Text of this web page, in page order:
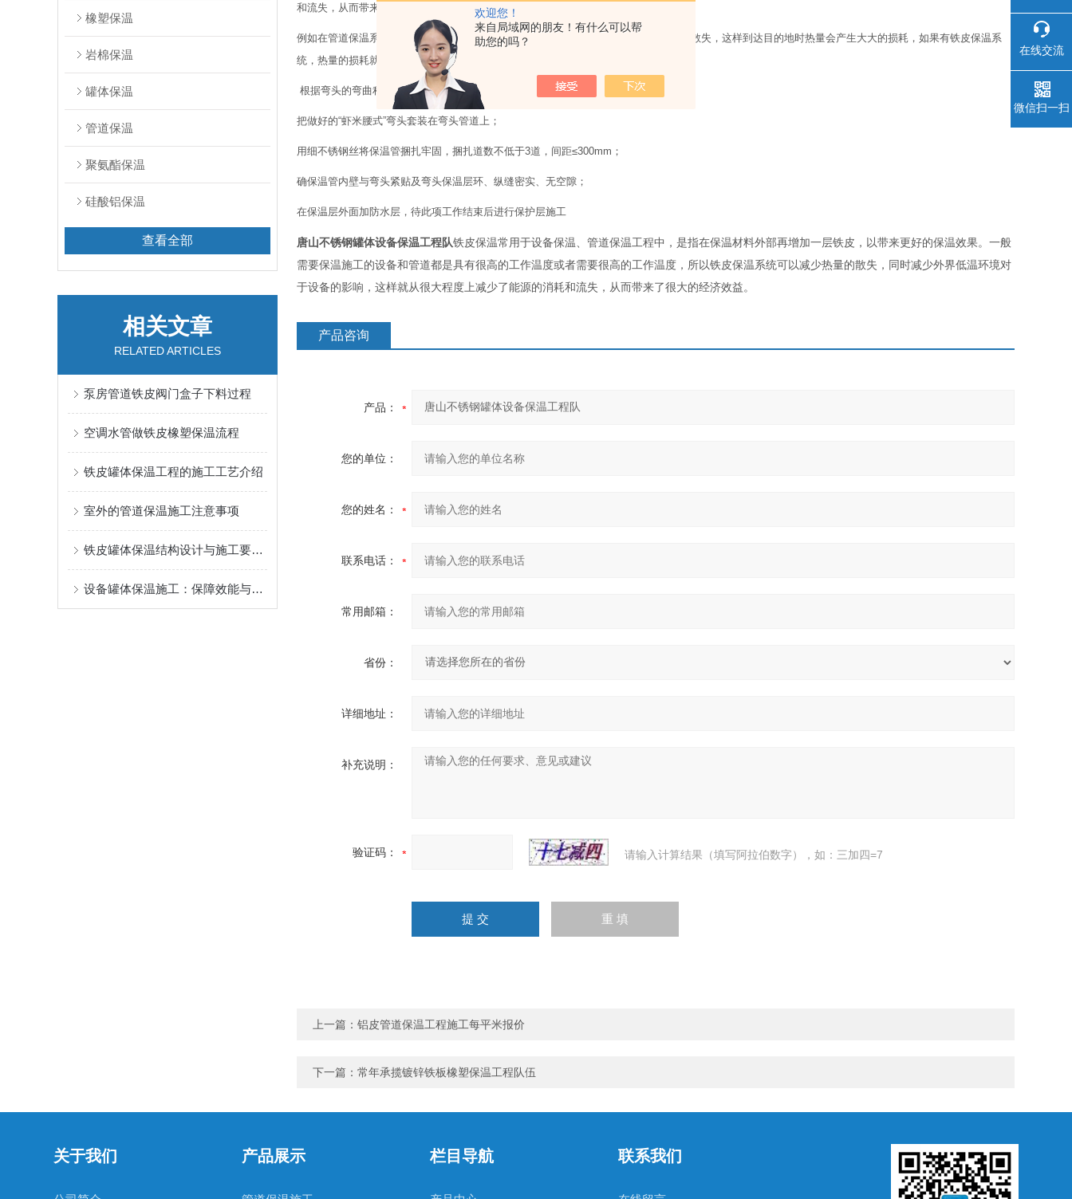
欢迎您！
来自局域网的朋友！有什么可以帮
助您的吗？
和流失，从而带来了很大的经济效益。
例如在管道保温系统中，室外或者地下的运输管道很容易在运输过程中导致大量的热量散失，这样到达目的地时热量会产生大大的损耗，如果有铁皮保温系
统，热量的损耗就会减小。
根据弯头的弯曲程度将保温管锯成“虾米腰式”；
把做好的“虾米腰式”弯头套装在弯头管道上；
用细不锈钢丝将保温管捆扎牢固，捆扎道数不低于3道，间距≤300mm；
确保温管内壁与弯头紧贴及弯头保温层环、纵缝密实、无空隙；
在保温层外面加防水层，待此项工作结束后进行保护层施工
唐山不锈钢罐体设备保温工程队铁皮保温常用于设备保温、管道保温工程中，是指在保温材料外部再增加一层铁皮，以带来更好的保温效果。一般
需要保温施工的设备和管道都是具有很高的工作温度或者需要很高的工作温度，所以铁皮保温系统可以减少热量的散失，同时减少外界低温环境对
于设备的影响，这样就从很大程度上减少了能源的消耗和流失，从而带来了很大的经济效益。
产品咨询
产品：
您的单位：
您的姓名：
联系电话：
常用邮箱：
省份：
详细地址：
补充说明：
验证码： 请输入计算结果（填写阿拉伯数字），如：三加四=7
上一篇： 铝皮管道保温工程施工每平米报价
下一篇： 常年承揽镀锌铁板橡塑保温工程队伍
橡塑保温
岩棉保温
罐体保温
管道保温
聚氨酯保温
硅酸铝保温
查看全部
相关文章
RELATED ARTICLES
泵房管道铁皮阀门盒子下料过程
空调水管做铁皮橡塑保温流程
铁皮罐体保温工程的施工工艺介绍
室外的管道保温施工注意事项
铁皮罐体保温结构设计与施工要点解析
设备罐体保温施工：保障效能与安全的关键工程
关于我们 产品展示 栏目导航 联系我们
在线交流
微信扫一扫